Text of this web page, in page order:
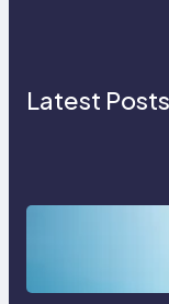
Latest Posts